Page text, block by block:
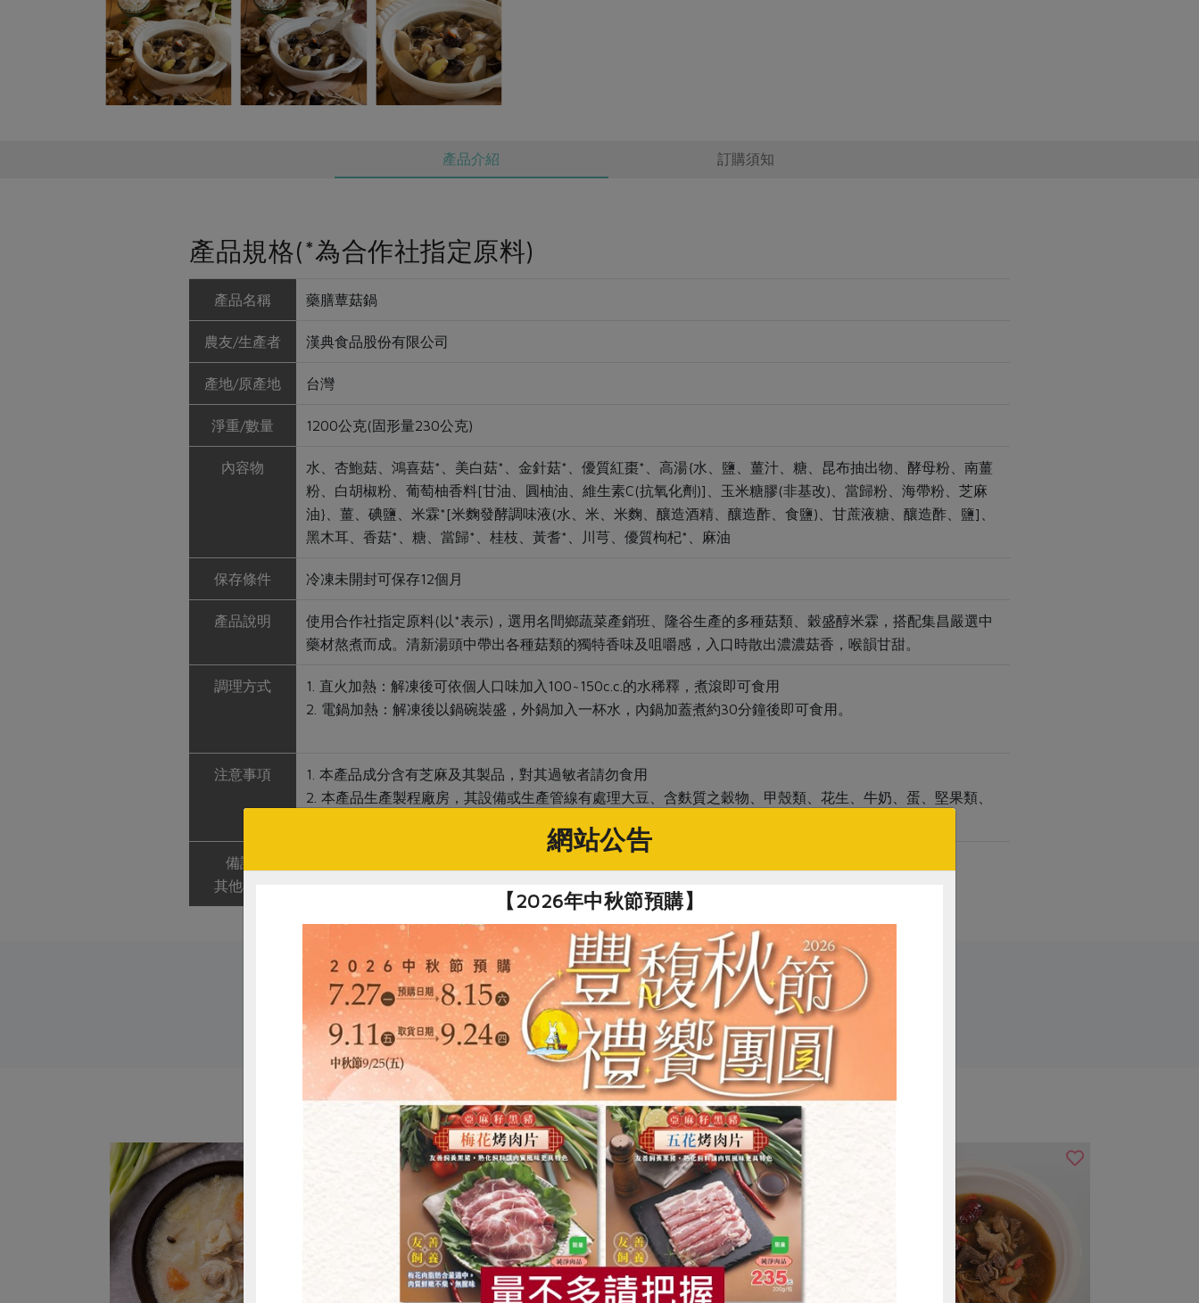
產品介紹 訂購須知
產品規格(*為合作社指定原料)
產品名稱 藥膳蕈菇鍋
農友/生產者 漢典食品股份有限公司
產地/原產地 台灣
淨重/數量 1200公克(固形量230公克)
內容物
水、杏鮑菇、鴻喜菇*、美白菇*、金針菇*、優質紅棗*、高湯{水、鹽、薑汁、糖、昆布抽出物、酵母粉、南薑
粉、白胡椒粉、葡萄柚香料[甘油、圓柚油、維生素C(抗氧化劑)]、玉米糖膠(非基改)、當歸粉、海帶粉、芝麻
油}、薑、碘鹽、米霖*[米麴發酵調味液(水、米、米麴、釀造酒精、釀造酢、食鹽)、甘蔗液糖、釀造酢、鹽]、
黑木耳、香菇*、糖、當歸*、桂枝、黃耆*、川芎、優質枸杞*、麻油
保存條件 冷凍未開封可保存12個月
產品說明
使用合作社指定原料(以*表示)，選用名間鄉蔬菜產銷班、隆谷生產的多種菇類、穀盛醇米霖，搭配集昌嚴選中
藥材熬煮而成。清新湯頭中帶出各種菇類的獨特香味及咀嚼感，入口時散出濃濃菇香，喉韻甘甜。
調理方式
1. 直火加熱：解凍後可依個人口味加入100~150c.c.的水稀釋，煮滾即可食用
2. 電鍋加熱：解凍後以鍋碗裝盛，外鍋加入一杯水，內鍋加蓋煮約30分鐘後即可食用。
注意事項
1. 本產品成分含有芝麻及其製品，對其過敏者請勿食用
2. 本產品生產製程廠房，其設備或生產管線有處理大豆、含麩質之穀物、甲殼類、花生、牛奶、蛋、堅果類、
備註/
其他標示
關鍵字
# 藥膳 # 火鍋湯底 # 蕈菇 # 火鍋
你可能有興趣的產品
惜食 RPET 食譜 減硝酸鹽 雞蛋 食安 共同購買
網站公告
【2026年中秋節預購】